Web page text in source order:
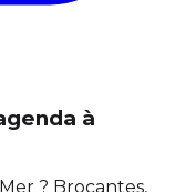
à
? Brocantes,